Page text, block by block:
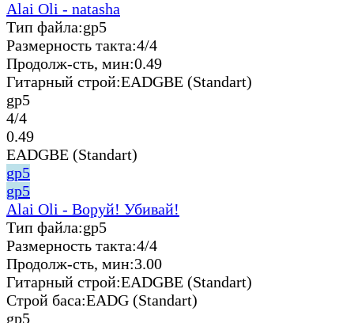
Alai Oli - natasha
Тип файла:gp5
Размерность такта:4/4
Продолж-сть, мин:0.49
Гитарный строй:EADGBE (Standart)
gp5
4/4
0.49
EADGBE (Standart)
gp5
gp5
Alai Oli - Воруй! Убивай!
Тип файла:gp5
Размерность такта:4/4
Продолж-сть, мин:3.00
Гитарный строй:EADGBE (Standart)
Строй баса:EADG (Standart)
gp5